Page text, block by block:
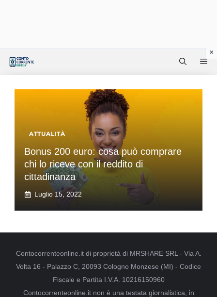
ATTUALITÀ
Bonus 200 euro: cosa può comprare
chi lo riceve con il reddito di
cittadinanza
Luglio 15, 2022
Contocorrenteonline.it di proprietà di MRSHARE SRL - Via A.
Volta 16 - Palazzo C, 20093 Cologno Monzese (MI) - Codice
Fiscale e Partita I.V.A. 10216150960
Contocorrenteonline.it non è una testata giornalistica, in